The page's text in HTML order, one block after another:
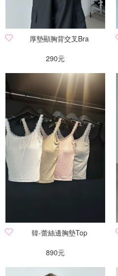
厚墊顯胸背交叉Bra
290元
韓-蕾絲邊胸墊Top
890元